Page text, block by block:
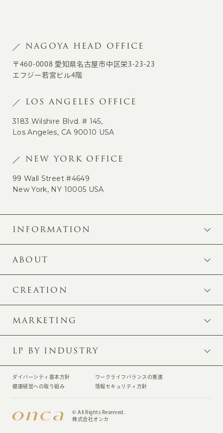
NAGOYA HEAD OFFICE
〒460-0008 愛知県名古屋市中区栄3-23-23
エフジー若宮ビル4階
LOS ANGELES OFFICE
3183 Wilshire Blvd. # 145,
Los Angeles, CA 90010 USA
NEW YORK OFFICE
99 Wall Street #4649
New York, NY 10005 USA
INFORMATION
ABOUT
CREATION
MARKETING
LP BY INDUSTRY
ダイバーシティ基本方針
ワークライフバランスの推進
健康経営への取り組み
情報セキュリティ方針
© All Rights Reserved.
株式会社オンカ